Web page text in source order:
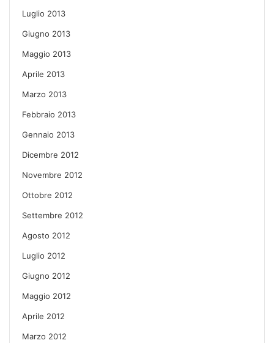
Luglio 2013
Giugno 2013
Maggio 2013
Aprile 2013
Marzo 2013
Febbraio 2013
Gennaio 2013
Dicembre 2012
Novembre 2012
Ottobre 2012
Settembre 2012
Agosto 2012
Luglio 2012
Giugno 2012
Maggio 2012
Aprile 2012
Marzo 2012